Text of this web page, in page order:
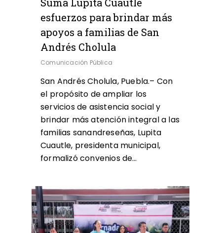
Suma Lupita Cuautle
esfuerzos para brindar más
apoyos a familias de San
Andrés Cholula
Comunicación Pública
San Andrés Cholula, Puebla.– Con
el propósito de ampliar los
servicios de asistencia social y
brindar más atención integral a las
familias sanandreseñas, Lupita
Cuautle, presidenta municipal,
formalizó convenios de…
0